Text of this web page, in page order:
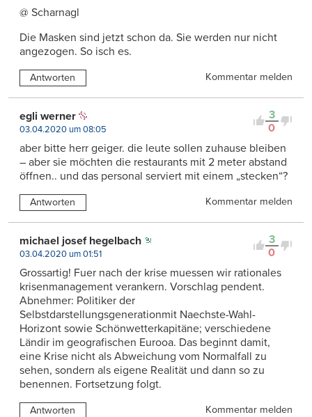
@ Scharnagl
Die Masken sind jetzt schon da. Sie werden nur nicht
angezogen. So isch es.
Antworten Kommentar melden
3
0
egli werner
03.04.2020 um 08:05
aber bitte herr geiger. die leute sollen zuhause bleiben
– aber sie möchten die restaurants mit 2 meter abstand
öffnen.. und das personal serviert mit einem „stecken“?
Antworten Kommentar melden
3
0
michael josef hegelbach
03.04.2020 um 01:51
Grossartig! Fuer nach der krise muessen wir rationales
krisenmanagement verankern. Vorschlag pendent.
Abnehmer: Politiker der
Selbstdarstellungsgenerationmit Naechste-Wahl-
Horizont sowie Schönwetterkapitäne; verschiedene
Ländir im geografischen Eurooa. Das beginnt damit,
eine Krise nicht als Abweichung vom Normalfall zu
sehen, sondern als eigene Realität und dann so zu
benennen. Fortsetzung folgt.
Antworten Kommentar melden